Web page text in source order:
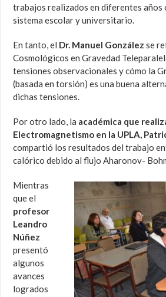
trabajos realizados en diferentes años
sistema escolar y universitario.
En tanto, el Dr. Manuel González se
Cosmológicos en Gravedad
tensiones observacionales y cómo la
(basada en torsión) es una buena
dichas tensiones.
Por otro lado, la académica que
Electromagnetismo en la UPLA,
compartió los resultados del trabajo
calórico debido al flujo Aharonov-
Mientras
que el
profesor
Leandro
Núñez
presentó
algunos
avances
logrados